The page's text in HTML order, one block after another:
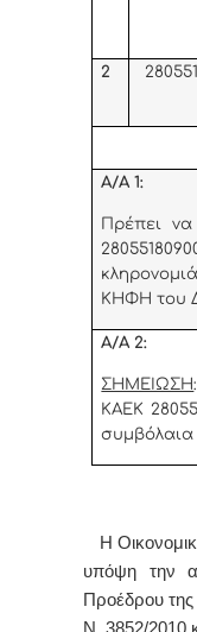
2
Α/Α 1:
Πρέπει
ΚΗΦΗ του
Α/Α 2:
ΣΗΜΕΙΩΣΗ
ΚΑΕΚ
Η
υπόψη την
Προέδρου της